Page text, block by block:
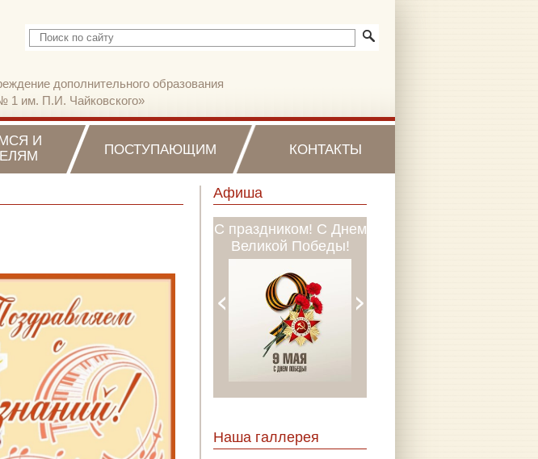
дополнительного образования
1 им. П.И. Чайковского»
И
ПОСТУПАЮЩИМ КОНТАКТЫ
Афиша
С праздником! С Днем
Великой Победы!
Наша галлерея